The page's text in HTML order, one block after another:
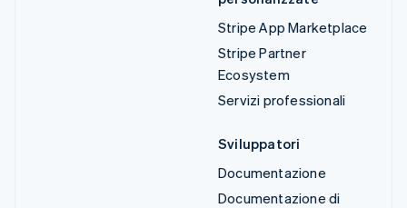
Stripe App Marketplace
Stripe Partner
Ecosystem
Servizi professionali
Sviluppatori
Documentazione
Documentazione di